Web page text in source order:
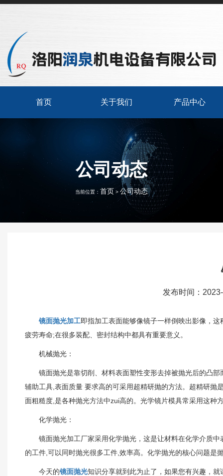
首页 关于我们 产品中心
公司动态
当前位置： 首页 > 公司动态
发布时间：
镜面抛光加工即指加工表面能够像镜子一样倒映出影像，
疲劳寿命;在很多装配、密封结构中都具有重要意义。
机械抛光：
镜面抛光是靠切削、材料表面塑性变形去掉被抛光后的凸部
辅助工具,表面质量 要求高的可采用超精研抛的方法。超精研抛
面粗糙度,是各种抛光方法中zui高的。光学镜片模具常采用这种
化学抛光：
镜面抛光加工厂家采用化学抛光，这是让材料在化学介质中
的工件,可以同时抛光很多工件,效率高。化学抛光的核心问题是
今天的镜面抛光知识分享就到此为止了，如果您有兴趣，就